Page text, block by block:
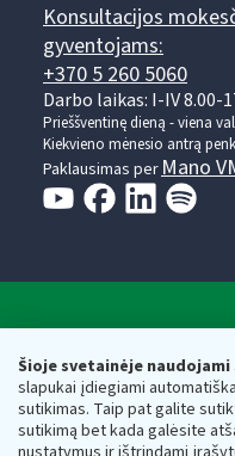
Šioje svetainėje
slapukai įdiegiami
sutikimas. Taip pat galite
sutikimą bet kada galėsite
Konsultacijos
gyventojams:
+370 5 260 5060
Darbo laikas: I-IV 8.00-
Prieššventinę dieną - viena
Kiekvieno mėnesio antrą
Paklausimas per Mano
Respublikos finansų
Biudžetinė įstaiga. Juridinio
adresas: Vasario 16-osios g.
vmi@vmi.lt, E. pristatymo